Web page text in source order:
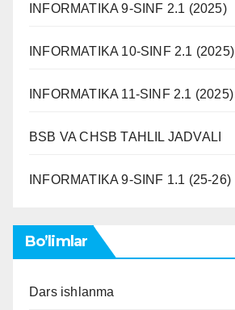
INFORMATIKA 9-SINF 2.1 (2025)
INFORMATIKA 10-SINF 2.1 (2025)
INFORMATIKA 11-SINF 2.1 (2025)
BSB VA CHSB TAHLIL JADVALI
INFORMATIKA 9-SINF 1.1 (25-26)
Bo’limlar
Dars ishlanma